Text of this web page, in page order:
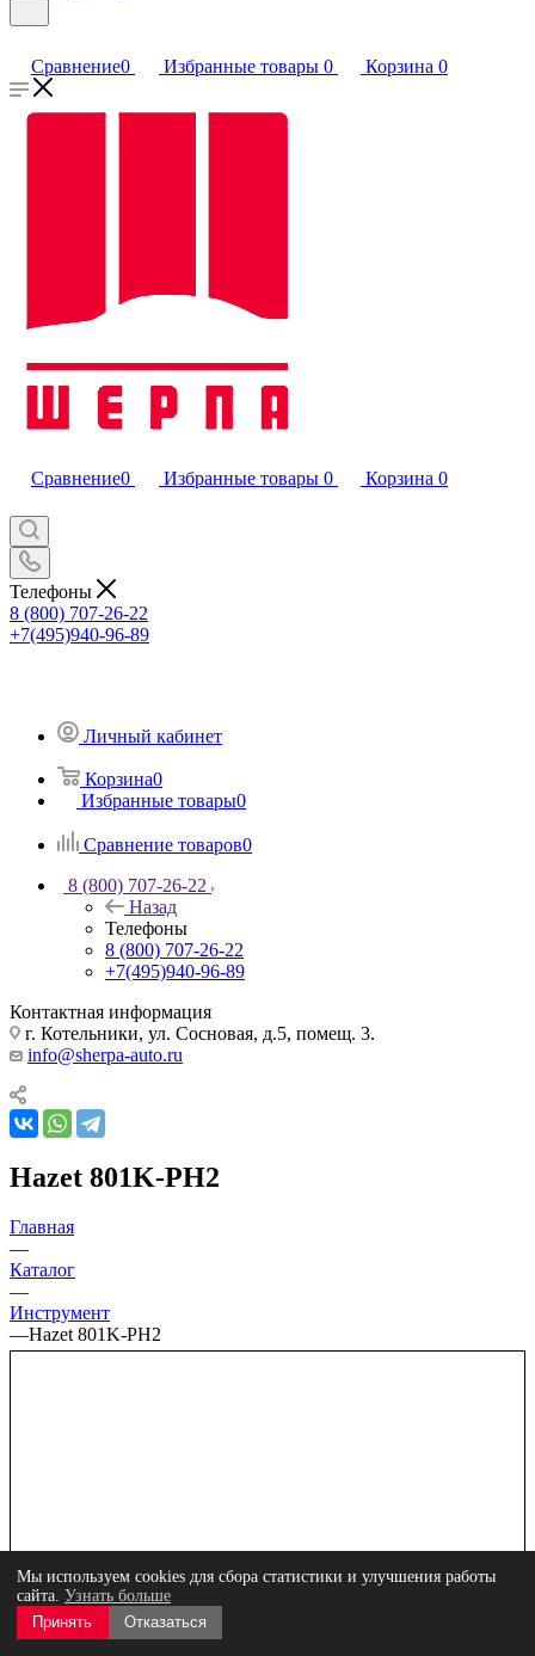
Сравнение0 Избранные товары 0 Корзина 0
Сравнение0 Избранные товары 0 Корзина 0
Телефоны
8 (800) 707-26-22
+7(495)940-96-89
Личный кабинет
Корзина0
Избранные товары0
Сравнение товаров0
8 (800) 707-26-22
Назад
Телефоны
8 (800) 707-26-22
+7(495)940-96-89
Контактная информация
г. Котельники, ул. Сосновая, д.5, помещ. 3.
info@sherpa-auto.ru
Hazet 801K-PH2
Главная
—
Каталог
—
Инструмент
—Hazet 801K-PH2
Мы используем cookies для сбора статистики и улучшения работы
сайта. Узнать больше
Принять
Отказаться